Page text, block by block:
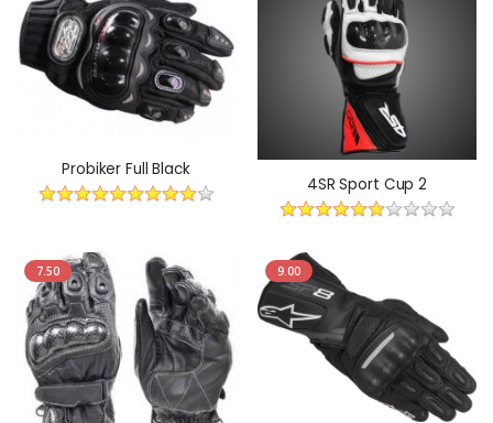
Probiker Full Black
4SR Sport Cup 2
7.50 9.00